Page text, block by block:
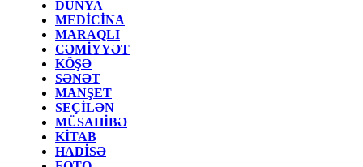
DÜNYA
MEDİCİNA
MARAQLI
CƏMİYYƏT
KÖŞƏ
SƏNƏT
MANŞET
SEÇİLƏN
MÜSAHİBƏ
KİTAB
HADİSƏ